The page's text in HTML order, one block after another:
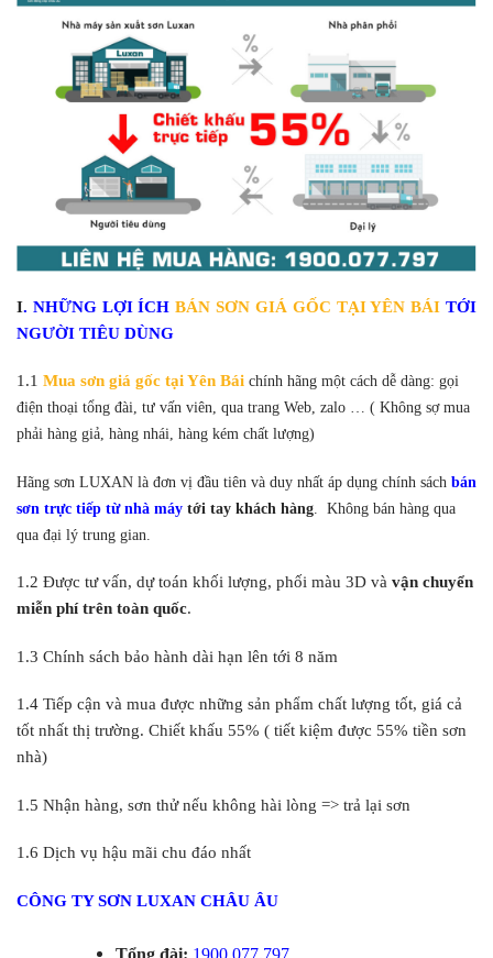
I. NHỮNG LỢI ÍCHBÁN SƠN GIÁ GỐC TẠI YÊN BÁI TỚI
NGƯỜI TIÊU DÙNG
1.1 Mua sơn giá gốc tại Yên Bái chính hãng một cách dễ dàng: gọi
điện thoại tổng đài, tư vấn viên, qua trang Web, zalo … ( Không sợ mua
phải hàng giả, hàng nhái, hàng kém chất lượng)
Hãng sơn LUXAN là đơn vị đầu tiên và duy nhất áp dụng chính sách bán
sơn trực tiếp từ nhà máy tới tay khách hàng . Không bán hàng qua
qua đại lý trung gian.
1.2 Được tư vấn, dự toán khối lượng, phối màu 3D và vận chuyển
miễn phí trên toàn quốc.
1.3 Chính sách bảo hành dài hạn lên tới 8 năm
1.4 Tiếp cận và mua được những sản phẩm chất lượng tốt, giá cả
tốt nhất thị trường. Chiết khấu 55% ( tiết kiệm được 55% tiền sơn
nhà)
1.5 Nhận hàng, sơn thử nếu không hài lòng => trả lại sơn
1.6 Dịch vụ hậu mãi chu đáo nhất
CÔNG TY SƠN LUXAN CHÂU ÂU
Tổng đài: 1900.077.797